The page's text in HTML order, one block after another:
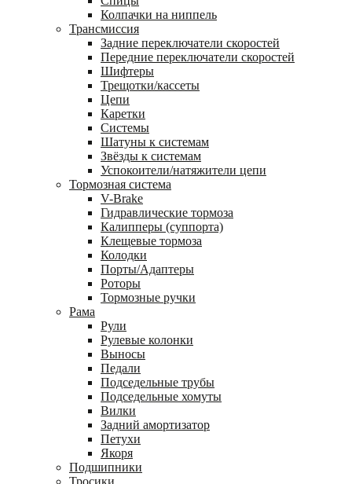
Колпачки на ниппель
Трансмиссия
Задние переключатели скоростей
Передние переключатели скоростей
Шифтеры
Трещотки/кассеты
Цепи
Каретки
Системы
Шатуны к системам
Звёзды к системам
Успокоители/натяжители цепи
Тормозная система
V-Brake
Гидравлические тормоза
Калипперы (суппорта)
Клещевые тормоза
Колодки
Порты/Адаптеры
Роторы
Тормозные ручки
Рама
Рули
Рулевые колонки
Выносы
Педали
Подседельные трубы
Подседельные хомуты
Вилки
Задний амортизатор
Петухи
Якоря
Подшипники
Тросики